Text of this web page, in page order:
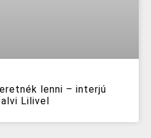
lenni – interjú
Lilivel